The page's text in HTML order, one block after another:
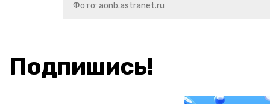
Фото: aonb.astranet.ru
Подпишись!